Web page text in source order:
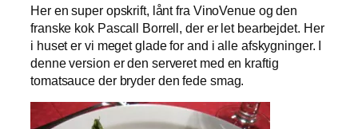
Her en super opskrift, lånt fra VinoVenue og den
franske kok Pascall Borrell, der er let bearbejdet. Her
i huset er vi meget glade for and i alle afskygninger. I
denne version er den serveret med en kraftig
tomatsauce der bryder den fede smag.